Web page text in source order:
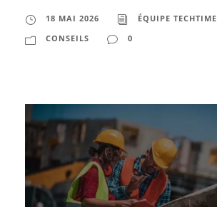
18 MAI 2026
ÉQUIPE TECHTIME
CONSEILS
0